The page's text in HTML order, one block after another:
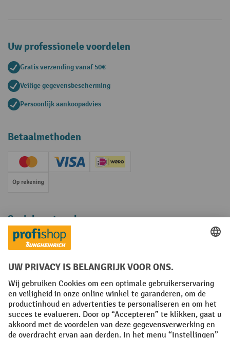
Uw professionele voordelen
Gratis verzending vanaf 50€
Veilige gegevensbescherming
Persoonlijk aankoopadvies
Betaalmethoden
Creditcard (Master)Creditcard (Visa)iDEAL | Wero
Op rekening
Sociale netwerken
Facebook
YouTube
LinkedInInstagram
Algemene leveringsvoorwaarden Copyright
Privacyverklaring Privacy Instellingen
All prices excl. VAT plusshipping costs and possible delivery charges,